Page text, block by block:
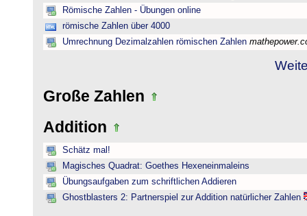
Römische Zahlen - Übungen online
römische Zahlen über 4000
Umrechnung Dezimalzahlen römischen Zahlen
Große Zahlen
Addition
Schätz mal!
Magisches Quadrat: Goethes Hexeneinmaleins
Übungsaufgaben zum schriftlichen Addieren
Ghostblasters 2: Partnerspiel zur Addition natürlicher Zahlen